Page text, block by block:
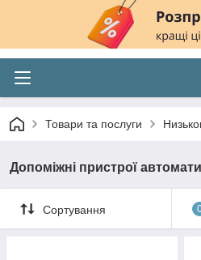
Товари та послуги
Допоміжні пристрої
Сортування